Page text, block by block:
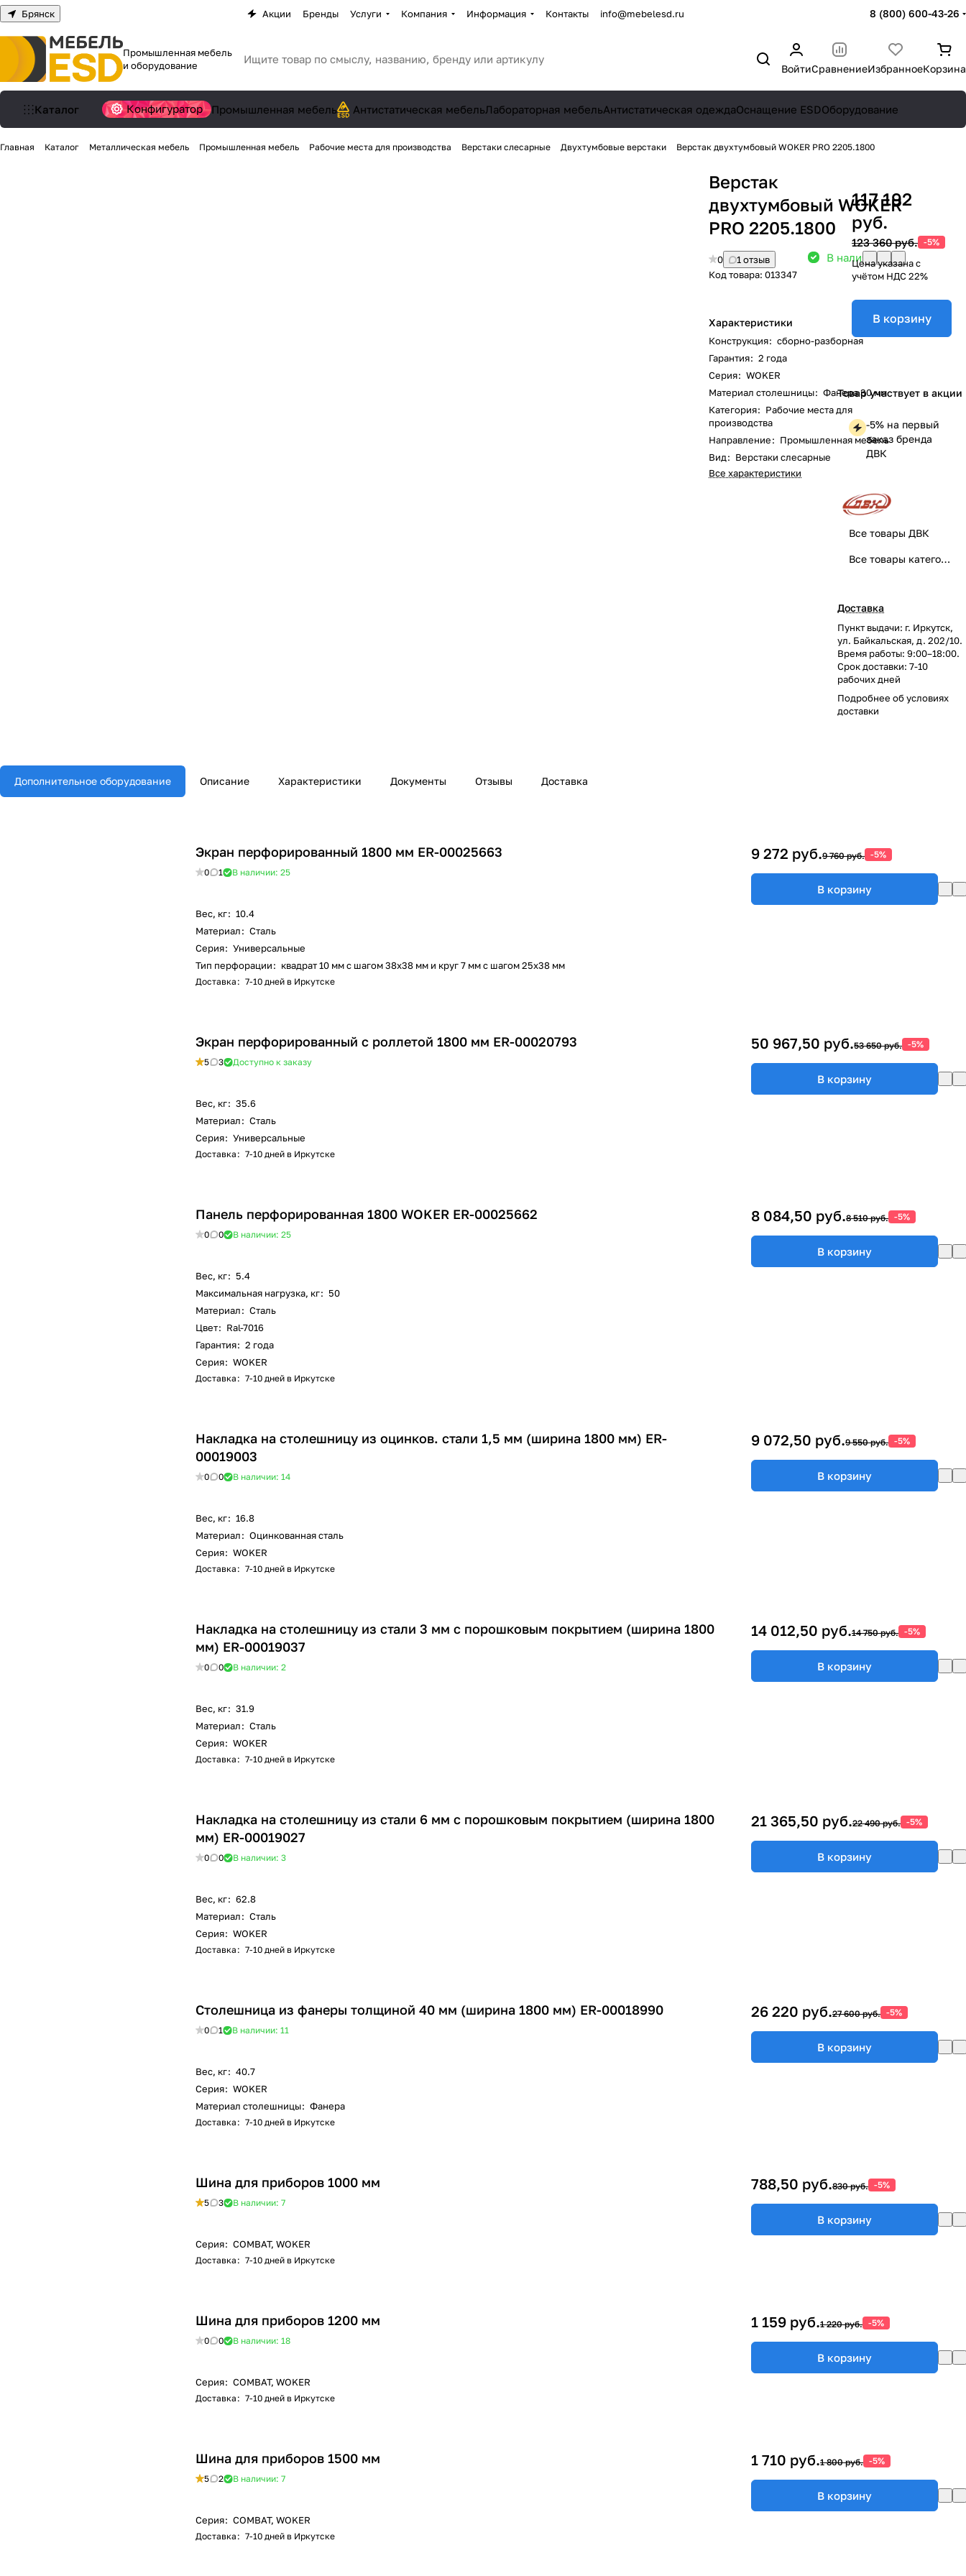
Брянск Акции Бренды Услуги Компания Информация Контакты info@mebelesd.ru 8 (800) 600-43-26
Промышленная мебель
и оборудование
ВойтиСравнениеИзбранноеКорзина
Каталог Конфигуратор Промышленная мебель Антистатическая мебельЛабораторная мебельАнтистатическая одеждаОснащение ESDОборудование
Главная Каталог Металлическая мебель Промышленная мебель Рабочие места для производства Верстаки слесарные Двухтумбовые верстаки Верстак двухтумбовый WOKER PRO 2205.1800
Верстак
двухтумбовый WOKER
PRO 2205.1800
0
1 отзыв
Код товара: 013347
В наличии: 6
Характеристики
Конструкция: сборно-разборная
Гарантия: 2 года
Серия: WOKER
Материал столешницы: Фанера 30 мм
Категория: Рабочие места для
производства
Направление: Промышленная мебель
Вид: Верстаки слесарные
Все характеристики
117 192
руб.
123 360 руб. -5%
Цена указана с
учётом НДС 22%
В корзину
Товар участвует в акции
-5% на первый
заказ бренда
ДВК
Все товары ДВК
Все товары категории
Доставка
Пункт выдачи: г. Иркутск,
ул. Байкальская, д. 202/10.
Время работы: 9:00–18:00.
Срок доставки: 7-10
рабочих дней
Подробнее обусловиях
доставки
Дополнительное оборудование Описание Характеристики Документы Отзывы Доставка
Экран перфорированный 1800 мм ER-00025663
0 1 В наличии: 25
Вес, кг: 10.4
Материал: Сталь
Серия: Универсальные
Тип перфорации: квадрат 10 мм c шагом 38х38 мм и круг 7 мм с шагом 25х38 мм
Доставка : 7-10 дней в Иркутске
9 272 руб.9 760 руб. -5%
В корзину
Экран перфорированный с роллетой 1800 мм ER-00020793
5 3 Доступно к заказу
Вес, кг: 35.6
Материал: Сталь
Серия: Универсальные
Доставка : 7-10 дней в Иркутске
50 967,50 руб.53 650 руб. -5%
В корзину
Панель перфорированная 1800 WOKER ER-00025662
0 0 В наличии: 25
Вес, кг: 5.4
Максимальная нагрузка, кг: 50
Материал: Сталь
Цвет: Ral-7016
Гарантия: 2 года
Серия: WOKER
Доставка : 7-10 дней в Иркутске
8 084,50 руб.8 510 руб. -5%
В корзину
Накладка на столешницу из оцинков. стали 1,5 мм (ширина 1800 мм) ER-
00019003
0 0 В наличии: 14
Вес, кг: 16.8
Материал: Оцинкованная сталь
Серия: WOKER
Доставка : 7-10 дней в Иркутске
9 072,50 руб.9 550 руб. -5%
В корзину
Накладка на столешницу из стали 3 мм с порошковым покрытием (ширина 1800
мм) ER-00019037
0 0 В наличии: 2
Вес, кг: 31.9
Материал: Сталь
Серия: WOKER
Доставка : 7-10 дней в Иркутске
14 012,50 руб.14 750 руб. -5%
В корзину
Накладка на столешницу из стали 6 мм с порошковым покрытием (ширина 1800
мм) ER-00019027
0 0 В наличии: 3
Вес, кг: 62.8
Материал: Сталь
Серия: WOKER
Доставка : 7-10 дней в Иркутске
21 365,50 руб.22 490 руб. -5%
В корзину
Столешница из фанеры толщиной 40 мм (ширина 1800 мм) ER-00018990
0 1 В наличии: 11
Вес, кг: 40.7
Серия: WOKER
Материал столешницы: Фанера
Доставка : 7-10 дней в Иркутске
26 220 руб.27 600 руб. -5%
В корзину
Шина для приборов 1000 мм
5 3 В наличии: 7
Серия: COMBAT, WOKER
Доставка : 7-10 дней в Иркутске
788,50 руб.830 руб. -5%
В корзину
Шина для приборов 1200 мм
0 0 В наличии: 18
Серия: COMBAT, WOKER
Доставка : 7-10 дней в Иркутске
1 159 руб.1 220 руб. -5%
В корзину
Шина для приборов 1500 мм
5 2 В наличии: 7
Серия: COMBAT, WOKER
Доставка : 7-10 дней в Иркутске
1 710 руб.1 800 руб. -5%
В корзину